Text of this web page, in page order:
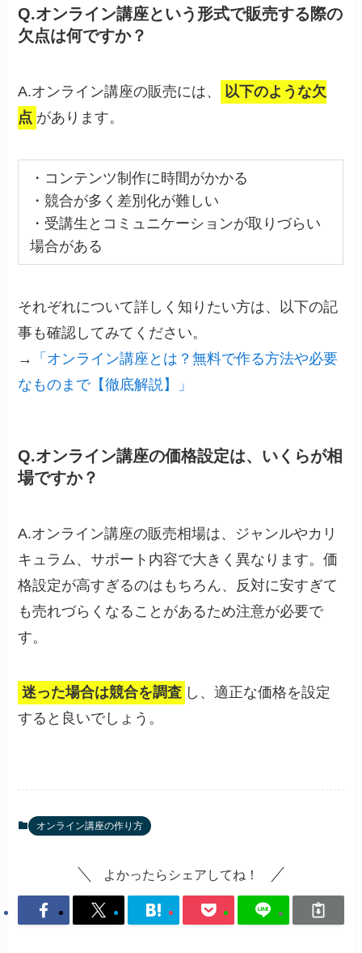
Q.オンライン講座という形式で販売する際の
欠点は何ですか？
A.オンライン講座の販売には、
以下のような欠
点 があります。
・コンテンツ制作に時間がかかる
・競合が多く差別化が難しい
・受講生とコミュニケーションが取りづらい
場合がある
それぞれについて詳しく知りたい方は、以下の記
事も確認してみてください。
→
「オンライン講座とは？無料で作る方法や必要
なものまで【徹底解説】」
Q.オンライン講座の価格設定は、いくらが相
場ですか？
A.オンライン講座の販売相場は、ジャンルやカリ
キュラム、サポート内容で大きく異なります。価
格設定が高すぎるのはもちろん、反対に安すぎて
も売れづらくなることがあるため注意が必要で
す。
迷った場合は競合を調査 し、適正な価格を設定
すると良いでしょう。
オンライン講座の作り方
よかったらシェアしてね！